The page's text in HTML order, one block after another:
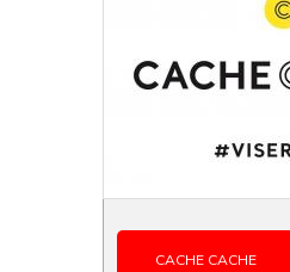
CACHE CACHE